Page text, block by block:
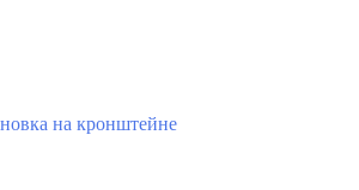
на кронштейне